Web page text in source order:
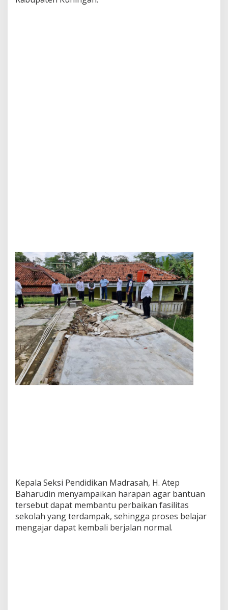
Kepala Seksi Pendidikan Madrasah, H. Atep
Baharudin menyampaikan harapan agar bantuan
tersebut dapat membantu perbaikan fasilitas
sekolah yang terdampak, sehingga proses belajar
mengajar dapat kembali berjalan normal.